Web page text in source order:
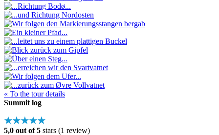
« To the tour details
Summit log
★★★★★
5,0 out of 5 stars (1 review)